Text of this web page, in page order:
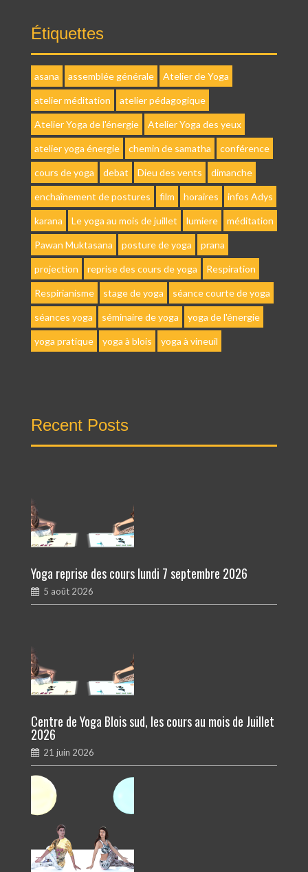
Étiquettes
asana assemblée générale Atelier de Yoga
atelier méditation atelier pédagogique
Atelier Yoga de l'énergie Atelier Yoga des yeux
atelier yoga énergie chemin de samatha conférence
cours de yoga debat Dieu des vents dimanche
enchaînement de postures film horaires infos Adys
karana Le yoga au mois de juillet lumiere méditation
Pawan Muktasana posture de yoga prana
projection reprise des cours de yoga Respiration
Respirianisme stage de yoga séance courte de yoga
séances yoga séminaire de yoga yoga de l'énergie
yoga pratique yoga à blois yoga à vineuil
Recent Posts
Yoga reprise des cours lundi 7 septembre 2026
5 août 2026
Centre de Yoga Blois sud, les cours au mois de Juillet
2026
21 juin 2026